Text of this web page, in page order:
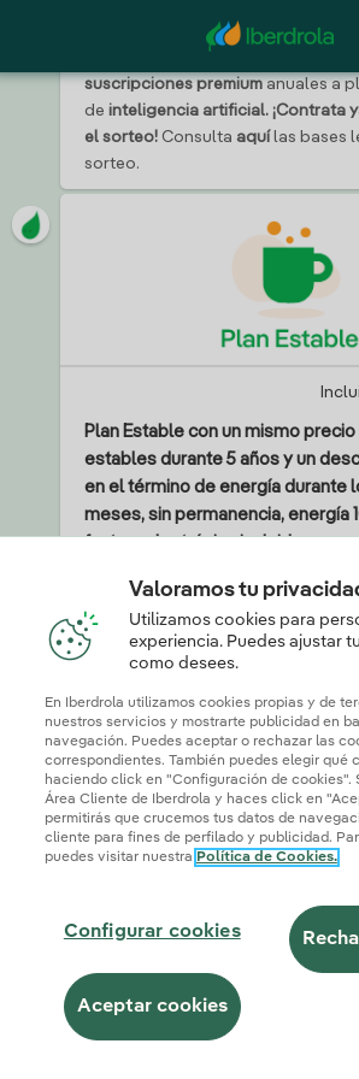
Valoramos tu
Utilizamos cookies para
experiencia. Puedes ajustar
como desees.
En Iberdrola utilizamos cookies propias y de
nuestros servicios y mostrarte publicidad en
navegación. Puedes aceptar o rechazar las
correspondientes. También puedes elegir qué
haciendo click en "Configuración de cookies".
Área Cliente de Iberdrola y haces click en
permitirás que crucemos tus datos de
cliente para fines de perfilado y publicidad.
puedes visitar nuestra Política de Cookies.
Configurar cookies
Aceptar cookies